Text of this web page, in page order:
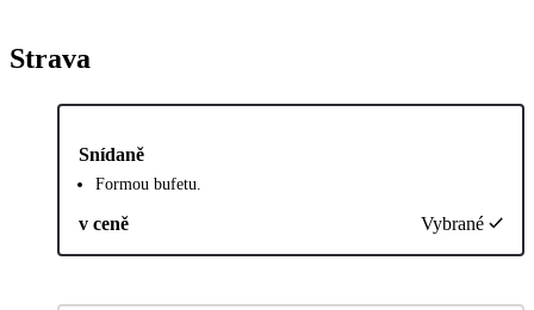
Strava
Snídaně
Formou bufetu.
v ceně Vybrané